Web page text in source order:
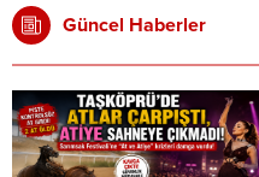
Güncel Haberler